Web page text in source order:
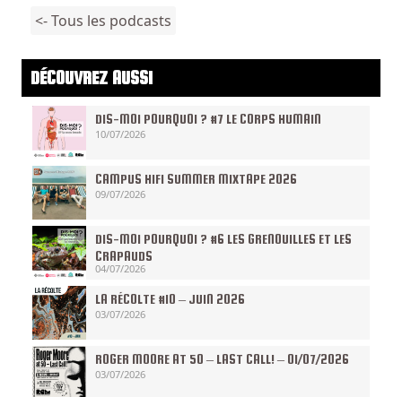
<- Tous les podcasts
DÉCOUVREZ AUSSI
DIS-MOI POURQUOI ? #7 LE CORPS HUMAIN
10/07/2026
CAMPUS HIFI SUMMER MIXTAPE 2026
09/07/2026
DIS-MOI POURQUOI ? #6 LES GRENOUILLES ET LES
CRAPAUDS
04/07/2026
LA RÉCOLTE #10 – JUIN 2026
03/07/2026
ROGER MOORE AT 50 – LAST CALL! – 01/07/2026
03/07/2026